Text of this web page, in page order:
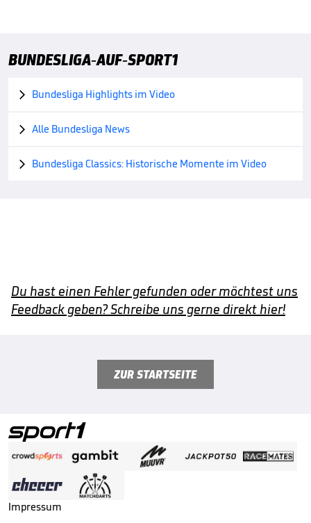
BUNDESLIGA-AUF-SPORT1
 Bundesliga Highlights im Video
 Alle Bundesliga News
 Bundesliga Classics: Historische Momente im Video
Du hast einen Fehler gefunden oder möchtest uns
Feedback geben? Schreibe uns gerne direkt hier!
ZUR STARTSEITE
Impressum